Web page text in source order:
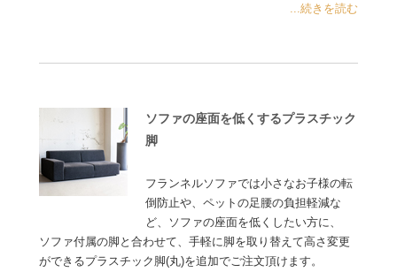
...続きを読む
ソファの座面を低くするプラスチック
脚
フランネルソファでは小さなお子様の転
倒防止や、ペットの足腰の負担軽減な
ど、ソファの座面を低くしたい方に、
ソファ付属の脚と合わせて、手軽に脚を取り替えて高さ変更
ができるプラスチック脚(丸)を追加でご注文頂けます。